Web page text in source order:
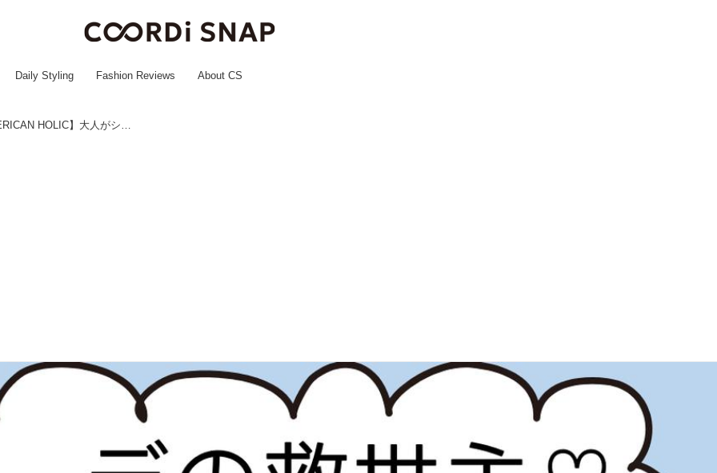
Daily Styling Fashion Reviews About CS
時短コーデの救世主かも！【AMERICAN HOLIC】大人がシャレる「セットアイテム」